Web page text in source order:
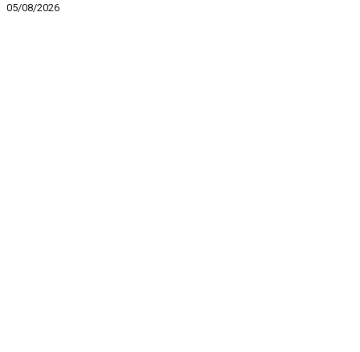
05/08/2026